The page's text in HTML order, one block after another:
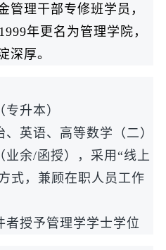
管理干部专修班学员，
年更名为管理学院，
深厚。
升本）
、英语、高等数学（二）
业余/函授），采用“线上
式，兼顾在职人员工作
者授予管理学学士学位